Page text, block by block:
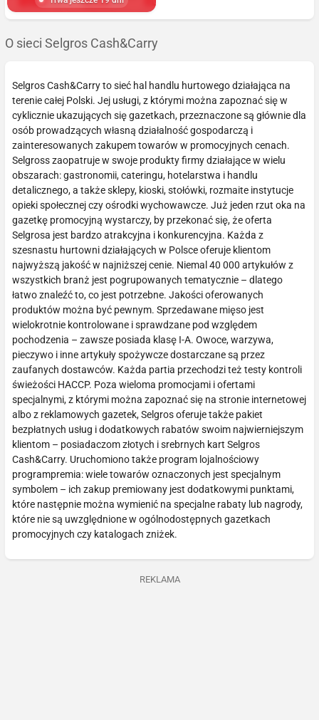
O sieci Selgros Cash&Carry
Selgros Cash&Carry to sieć hal handlu hurtowego działająca na
terenie całej Polski. Jej usługi, z którymi można zapoznać się w
cyklicznie ukazujących się gazetkach, przeznaczone są głównie dla
osób prowadzących własną działalność gospodarczą i
zainteresowanych zakupem towarów w promocyjnych cenach.
Selgross zaopatruje w swoje produkty firmy działające w wielu
obszarach: gastronomii, cateringu, hotelarstwa i handlu
detalicznego, a także sklepy, kioski, stołówki, rozmaite instytucje
opieki społecznej czy ośrodki wychowawcze. Już jeden rzut oka na
gazetkę promocyjną wystarczy, by przekonać się, że oferta
Selgrosa jest bardzo atrakcyjna i konkurencyjna. Każda z
szesnastu hurtowni działających w Polsce oferuje klientom
najwyższą jakość w najniższej cenie. Niemal 40 000 artykułów z
wszystkich branż jest pogrupowanych tematycznie – dlatego
łatwo znaleźć to, co jest potrzebne. Jakości oferowanych
produktów można być pewnym. Sprzedawane mięso jest
wielokrotnie kontrolowane i sprawdzane pod względem
pochodzenia – zawsze posiada klasę I-A. Owoce, warzywa,
pieczywo i inne artykuły spożywcze dostarczane są przez
zaufanych dostawców. Każda partia przechodzi też testy kontroli
świeżości HACCP. Poza wieloma promocjami i ofertami
specjalnymi, z którymi można zapoznać się na stronie internetowej
albo z reklamowych gazetek, Selgros oferuje także pakiet
bezpłatnych usług i dodatkowych rabatów swoim najwierniejszym
klientom – posiadaczom złotych i srebrnych kart Selgros
Cash&Carry. Uruchomiono także program lojalnościowy
programpremia: wiele towarów oznaczonych jest specjalnym
symbolem – ich zakup premiowany jest dodatkowymi punktami,
które następnie można wymienić na specjalne rabaty lub nagrody,
które nie są uwzględnione w ogólnodostępnych gazetkach
promocyjnych czy katalogach zniżek.
REKLAMA